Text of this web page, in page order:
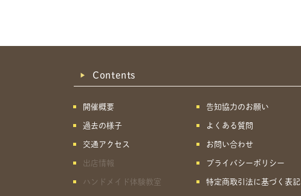
Contents
開催概要
過去の様子
交通アクセス
出店情報
ハンドメイド体験教室
告知協力のお願い
よくある質問
お問い合わせ
プライバシーポリシー
特定商取引法に基づく表記